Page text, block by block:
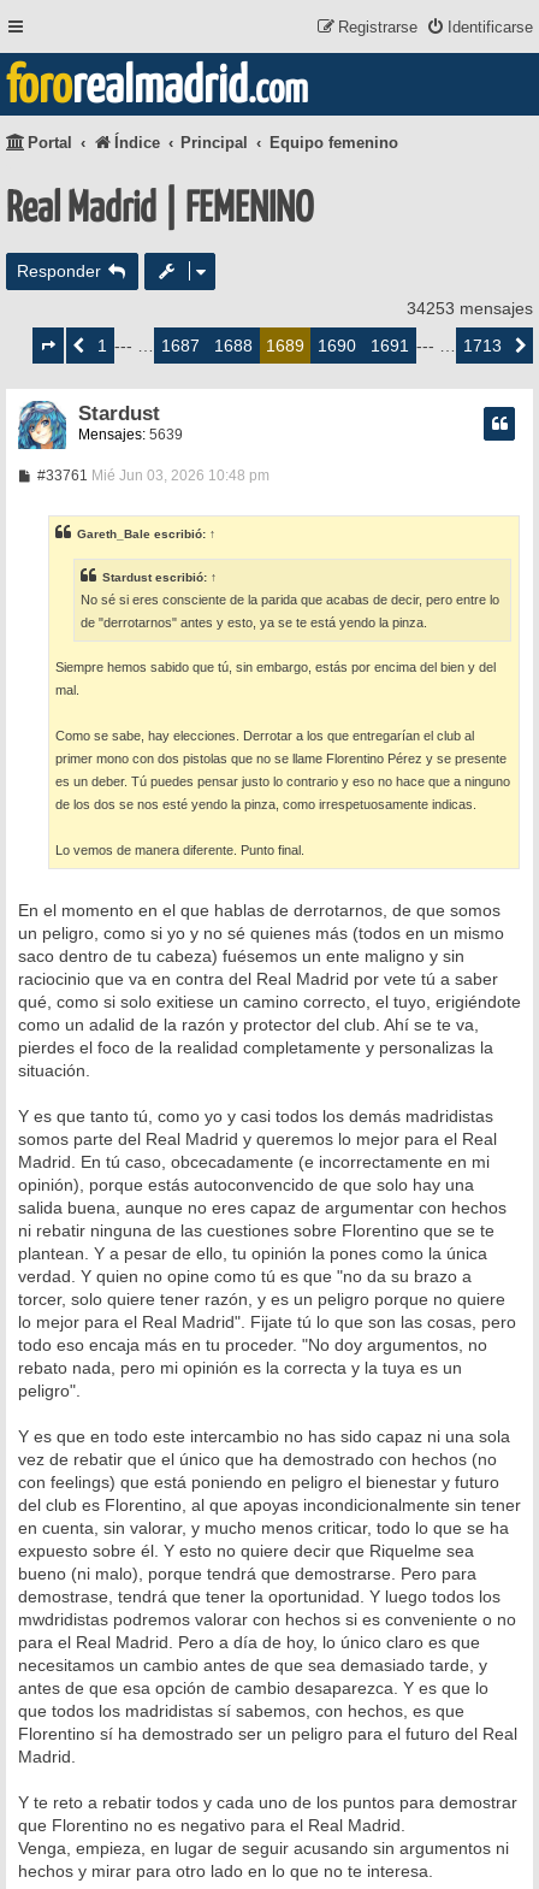
Identificarse
Registrarse
fororealmadrid.com
Portal Índice Principal Equipo femenino
Real Madrid | FEMENINO
Responder
34253 mensajes
deAnterior1 --- … 1687 1688 1689 1690 1691 --- … 1713
Stardust
Mensajes: 5639
#33761 M
a
j
e
Mié Jun 03, 2026 10:48 pm
Gareth_Bale escribió: ↑
Stardustescribió: ↑
No sé si eres consciente de la parida que acabas de decir, pero entre lo
de "derrotarnos" antes y esto, ya se te está yendo la pinza.
Siempre hemos sabido que tú, sin embargo, estás por encima del bien y del
mal.
Como se sabe, hay elecciones. Derrotar a los que entregarían el club al
primer mono con dos pistolas que no se llame Florentino Pérez y se presente
es un deber. Tú puedes pensar justo lo contrario y eso no hace que a ninguno
de los dos se nos esté yendo la pinza, como irrespetuosamente indicas.
Lo vemos de manera diferente. Punto final.
En el momento en el que hablas de derrotarnos, de que somos
un peligro, como si yo y no sé quienes más (todos en un mismo
saco dentro de tu cabeza) fuésemos un ente maligno y sin
raciocinio que va en contra del Real Madrid por vete tú a saber
qué, como si solo exitiese un camino correcto, el tuyo, erigiéndote
como un adalid de la razón y protector del club. Ahí se te va,
pierdes el foco de la realidad completamente y personalizas la
situación.
Y es que tanto tú, como yo y casi todos los demás madridistas
somos parte del Real Madrid y queremos lo mejor para el Real
Madrid. En tú caso, obcecadamente (e incorrectamente en mi
opinión), porque estás autoconvencido de que solo hay una
salida buena, aunque no eres capaz de argumentar con hechos
ni rebatir ninguna de las cuestiones sobre Florentino que se te
plantean. Y a pesar de ello, tu opinión la pones como la única
verdad. Y quien no opine como tú es que "no da su brazo a
torcer, solo quiere tener razón, y es un peligro porque no quiere
lo mejor para el Real Madrid". Fijate tú lo que son las cosas, pero
todo eso encaja más en tu proceder. "No doy argumentos, no
rebato nada, pero mi opinión es la correcta y la tuya es un
peligro".
Y es que en todo este intercambio no has sido capaz ni una sola
vez de rebatir que el único que ha demostrado con hechos (no
con feelings) que está poniendo en peligro el bienestar y futuro
del club es Florentino, al que apoyas incondicionalmente sin tener
en cuenta, sin valorar, y mucho menos criticar, todo lo que se ha
expuesto sobre él. Y esto no quiere decir que Riquelme sea
bueno (ni malo), porque tendrá que demostrarse. Pero para
demostrase, tendrá que tener la oportunidad. Y luego todos los
mwdridistas podremos valorar con hechos si es conveniente o no
para el Real Madrid. Pero a día de hoy, lo único claro es que
necesitamos un cambio antes de que sea demasiado tarde, y
antes de que esa opción de cambio desaparezca. Y es que lo
que todos los madridistas sí sabemos, con hechos, es que
Florentino sí ha demostrado ser un peligro para el futuro del Real
Madrid.
Y te reto a rebatir todos y cada uno de los puntos para demostrar
que Florentino no es negativo para el Real Madrid.
Venga, empieza, en lugar de seguir acusando sin argumentos ni
hechos y mirar para otro lado en lo que no te interesa.